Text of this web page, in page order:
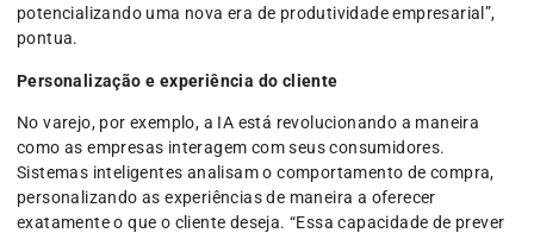
potencializando uma nova era de produtividade empresarial”,
pontua.
Personalização e experiência do cliente
No varejo, por exemplo, a IA está revolucionando a maneira
como as empresas interagem com seus consumidores.
Sistemas inteligentes analisam o comportamento de compra,
personalizando as experiências de maneira a oferecer
exatamente o que o cliente deseja. “Essa capacidade de prever